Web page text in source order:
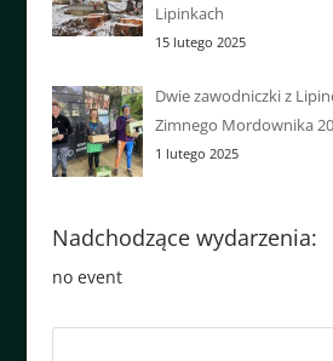
Lipinkach
15 lutego 2025
Dwie zawodniczki z
Zimnego Mordownika
1 lutego 2025
Nadchodzące wydarzenia:
no event